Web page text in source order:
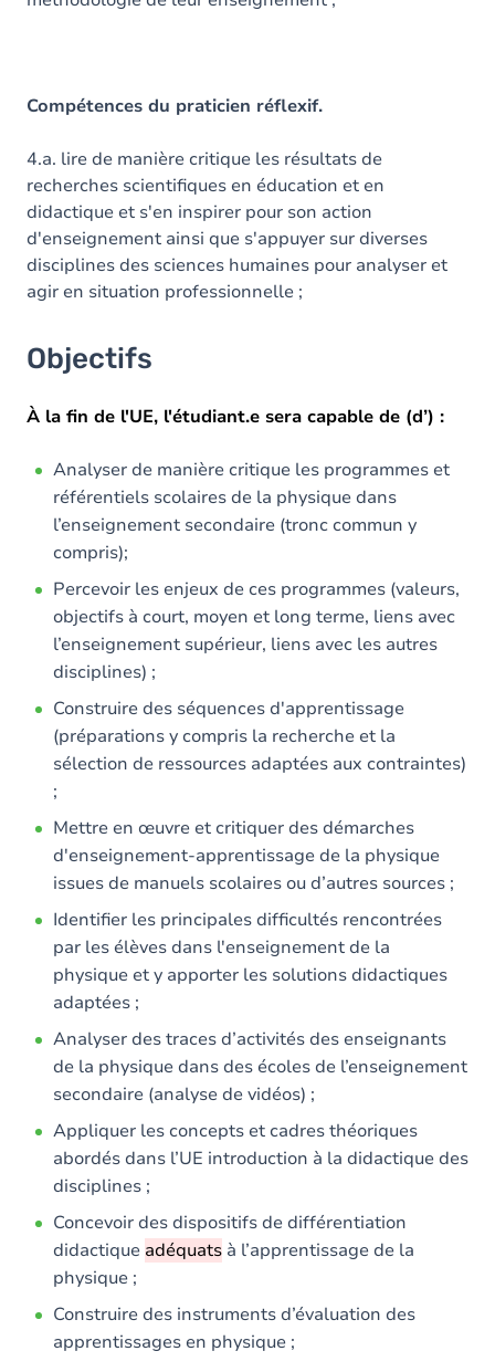
Compétences du praticien réflexif.
4.a. lire de manière critique les résultats de
recherches scientifiques en éducation et en
didactique et s'en inspirer pour son action
d'enseignement ainsi que s'appuyer sur diverses
disciplines des sciences humaines pour analyser et
agir en situation professionnelle ;
Objectifs
À la fin de l'UE, l'étudiant.e sera capable de (d’) :
Analyser de manière critique les programmes et
référentiels scolaires de la physique dans
l’enseignement secondaire (tronc commun y
compris);
Percevoir les enjeux de ces programmes (valeurs,
objectifs à court, moyen et long terme, liens avec
l’enseignement supérieur, liens avec les autres
disciplines) ;
Construire des séquences d'apprentissage
(préparations y compris la recherche et la
sélection de ressources adaptées aux contraintes)
;
Mettre en œuvre et critiquer des démarches
d'enseignement-apprentissage de la physique
issues de manuels scolaires ou d’autres sources ;
Identifier les principales difficultés rencontrées
par les élèves dans l'enseignement de la
physique et y apporter les solutions didactiques
adaptées ;
Analyser des traces d’activités des enseignants
de la physique dans des écoles de l’enseignement
secondaire (analyse de vidéos) ;
Appliquer les concepts et cadres théoriques
abordés dans l’UE introduction à la didactique des
disciplines ;
Concevoir des dispositifs de différentiation
didactique adéquats à l’apprentissage de la
physique ;
Construire des instruments d’évaluation des
apprentissages en physique ;